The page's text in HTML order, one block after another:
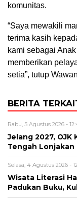
komunitas.
“Saya mewakili
terima kasih
kami sebagai
memberikan
setia”, tutup
BERITA
Rabu, 5 Agustus 2026 -
Jelang 2027,
Tengah
Selasa, 4 Agustus 2026 -
Wisata Literasi
Padukan Buku,